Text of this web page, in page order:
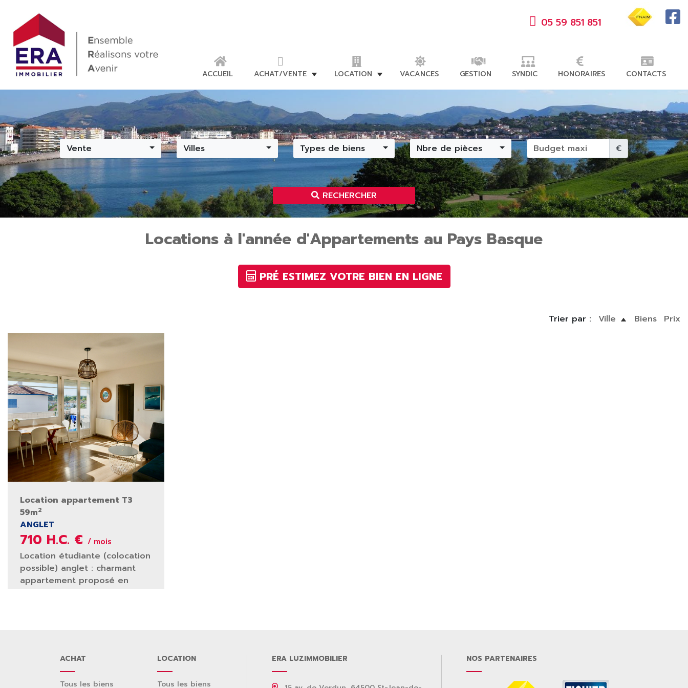
05 59 851 851
ACCUEIL ACHAT/VENTE LOCATION VACANCES GESTION SYNDIC HONORAIRES CONTACTS
Vente Villes Types de biens Nbre de pièces €
RECHERCHER
Locations à l'année d'Appartements au Pays Basque
PRÉ ESTIMEZ VOTRE BIEN EN LIGNE
Trier par : Ville Biens Prix
Location appartement T3
59m2
ANGLET
710 H.C. € / mois
Location étudiante (colocation
possible) anglet : charmant
appartement proposé en
ACHAT
Tous les biens
LOCATION
Tous les biens
ERA LUZIMMOBILIER NOS PARTENAIRES